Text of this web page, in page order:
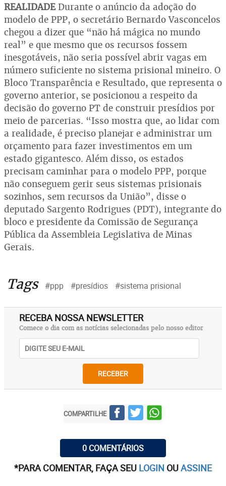
REALIDADEDurante o anúncio da adoção do
modelo de PPP, o secretário Bernardo Vasconcelos
chegou a dizer que “não há mágica no mundo
real” e que mesmo que os recursos fossem
inesgotáveis, não seria possível abrir vagas em
número suficiente no sistema prisional mineiro. O
Bloco Transparência e Resultado, que representa o
governo anterior, se posicionou a respeito da
decisão do governo PT de construir presídios por
meio de parcerias. “Isso mostra que, ao lidar com
a realidade, é preciso planejar e administrar um
orçamento para fazer investimentos em um
estado gigantesco. Além disso, os estados
precisam caminhar para o modelo PPP, porque
não conseguem gerir seus sistemas prisionais
sozinhos, sem recursos da União”, disse o
deputado Sargento Rodrigues (PDT), integrante do
bloco e presidente da Comissão de Segurança
Pública da Assembleia Legislativa de Minas
Gerais.
Tags #ppp #presídios #sistema prisional
RECEBA NOSSA NEWSLETTER
Comece o dia com as notícias selecionadas pelo nosso editor
RECEBER
COMPARTILHE
0 COMENTÁRIOS
*PARA COMENTAR, FAÇA SEU LOGIN OUASSINE